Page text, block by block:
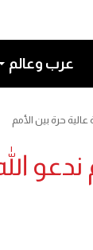
عرب وعالم
حرة بين الأمم